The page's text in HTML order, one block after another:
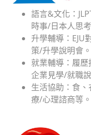
語言&文化：
時事/日本人思
升學輔導：EJU
策/升學說明會。
就業輔導：履
企業見學/就職
生活協助：食
療/心理諮商等。